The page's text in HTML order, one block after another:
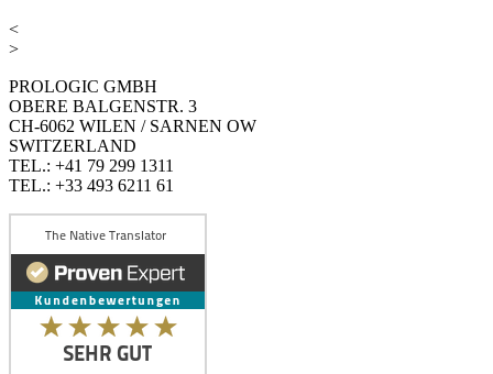
<
>
PROLOGIC GMBH
OBERE BALGENSTR. 3
CH-6062 WILEN / SARNEN OW
SWITZERLAND
TEL.: +41 79 299 1311
TEL.: +33 493 6211 61